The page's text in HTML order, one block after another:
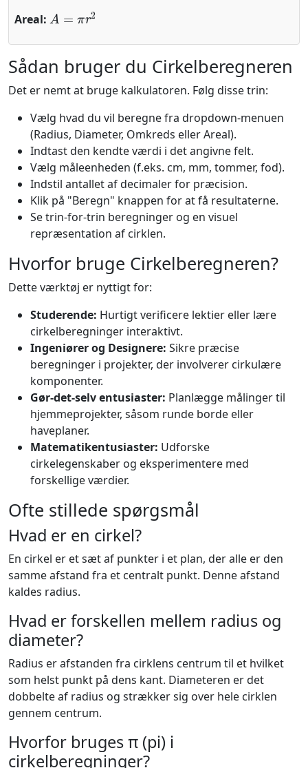
Areal:
A
Sådan bruger du Cirkelberegneren
Det er nemt at bruge kalkulatoren. Følg disse trin:
Vælg hvad du vil beregne fra dropdown-menuen
(Radius, Diameter, Omkreds eller Areal).
Indtast den kendte værdi i det angivne felt.
Vælg måleenheden (f.eks. cm, mm, tommer, fod).
Indstil antallet af decimaler for præcision.
Klik på "Beregn" knappen for at få resultaterne.
Se trin-for-trin beregninger og en visuel
repræsentation af cirklen.
Hvorfor bruge Cirkelberegneren?
Dette værktøj er nyttigt for:
Studerende: Hurtigt verificere lektier eller lære
cirkelberegninger interaktivt.
Ingeniører og Designere: Sikre præcise
beregninger i projekter, der involverer cirkulære
komponenter.
Gør-det-selv entusiaster: Planlægge målinger til
hjemmeprojekter, såsom runde borde eller
haveplaner.
Matematikentusiaster: Udforske
cirkelegenskaber og eksperimentere med
forskellige værdier.
Ofte stillede spørgsmål
Hvad er en cirkel?
En cirkel er et sæt af punkter i et plan, der alle er den
samme afstand fra et centralt punkt. Denne afstand
kaldes radius.
Hvad er forskellen mellem radius og
diameter?
Radius er afstanden fra cirklens centrum til et hvilket
som helst punkt på dens kant. Diameteren er det
dobbelte af radius og strækker sig over hele cirklen
gennem centrum.
Hvorfor bruges π (pi) i
cirkelberegninger?